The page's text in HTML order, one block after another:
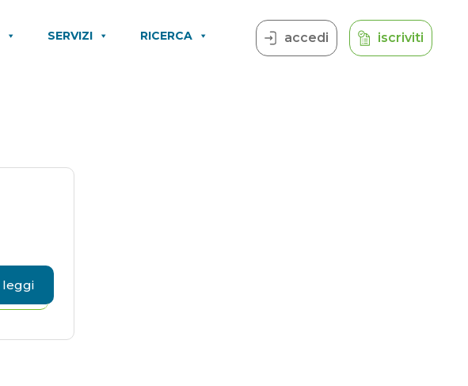
SERVIZI RICERCA accedi iscriviti
leggi